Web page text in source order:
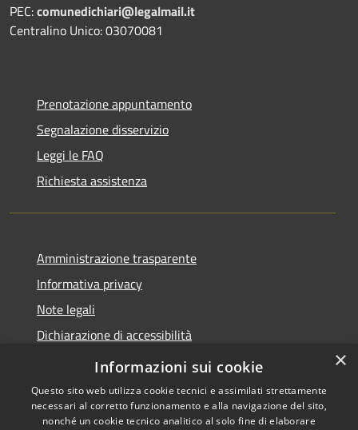
PEC:comunedichiari@legalmail.it
Centralino Unico: 03070081
Prenotazione appuntamento
Segnalazione disservizio
Leggi le FAQ
Richiesta assistenza
Amministrazione trasparente
Informativa privacy
Note legali
Dichiarazione di accessibilità
Obiettivi accessibilità
×
Informazioni sui cookie
Questo sito web utilizza cookie tecnici e assimilati strettamente
necessari al corretto funzionamento e alla navigazione del sito,
nonché un cookie tecnico analitico al solo fine di elaborare